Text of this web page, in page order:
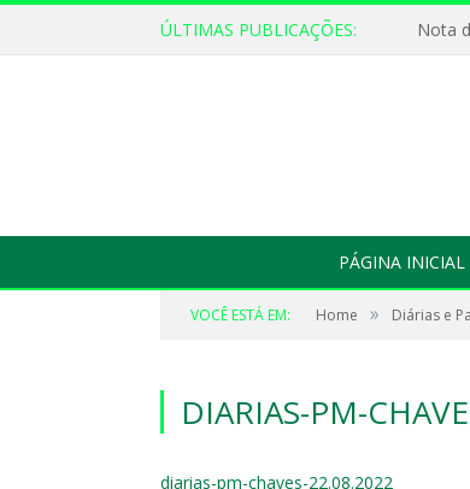
ÚLTIMAS PUBLICAÇÕES: Nota
PÁGINA INICIAL
VOCÊ ESTÁ EM: Home » Diárias e
DIARIAS-PM-
diarias-pm-chaves-22.08.2022